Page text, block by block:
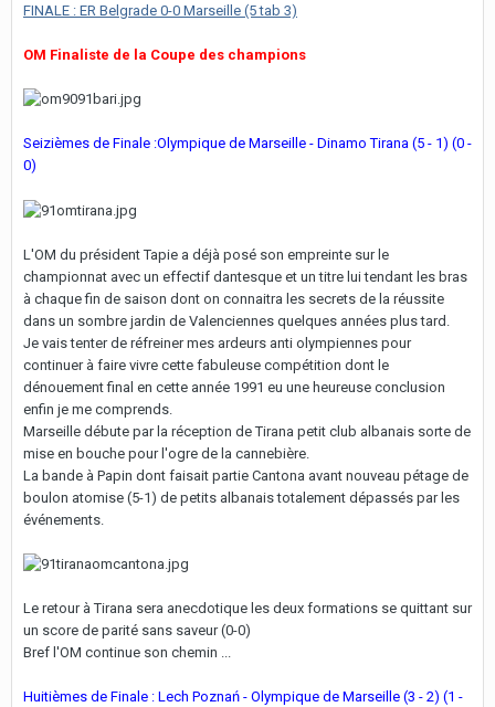
FINALE : ER Belgrade 0-0 Marseille (5 tab 3)
OM Finaliste de la Coupe des champions
Seizièmes de Finale :Olympique de Marseille - Dinamo Tirana (5 - 1) (0 -
0)
L'OM du président Tapie a déjà posé son empreinte sur le
championnat avec un effectif dantesque et un titre lui tendant les bras
à chaque fin de saison dont on connaitra les secrets de la réussite
dans un sombre jardin de Valenciennes quelques années plus tard.
Je vais tenter de réfreiner mes ardeurs anti olympiennes pour
continuer à faire vivre cette fabuleuse compétition dont le
dénouement final en cette année 1991 eu une heureuse conclusion
enfin je me comprends.
Marseille débute par la réception de Tirana petit club albanais sorte de
mise en bouche pour l'ogre de la cannebière.
La bande à Papin dont faisait partie Cantona avant nouveau pétage de
boulon atomise (5-1) de petits albanais totalement dépassés par les
événements.
Le retour à Tirana sera anecdotique les deux formations se quittant sur
un score de parité sans saveur (0-0)
Bref l'OM continue son chemin ...
Huitièmes de Finale : Lech Poznań - Olympique de Marseille (3 - 2) (1 -